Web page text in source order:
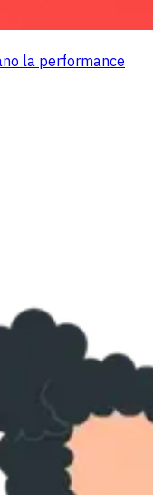
la performance